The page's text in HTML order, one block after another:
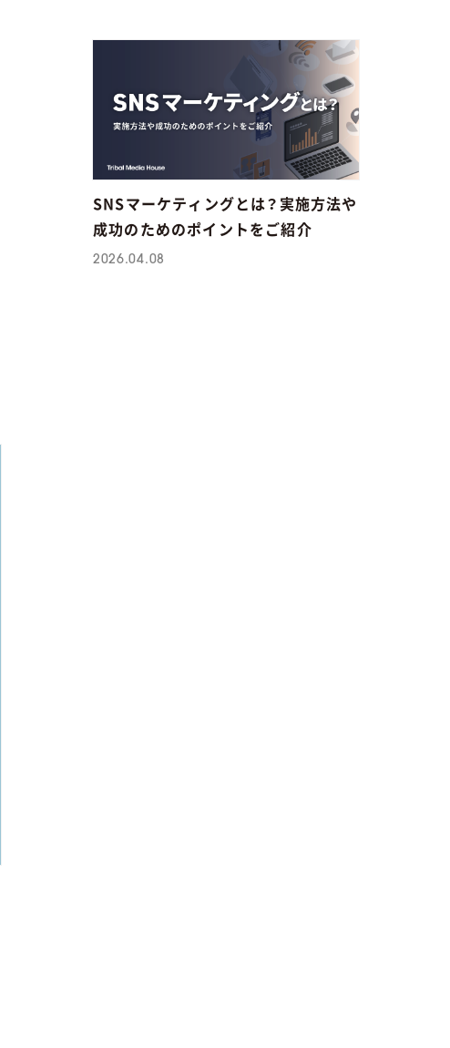
SNSマーケティングとは？実施方法や
成功のためのポイントをご紹介
2026.04.08